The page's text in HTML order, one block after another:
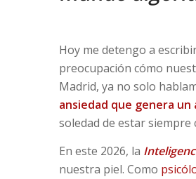
Hoy me detengo a
preocupación cómo
Madrid, ya no solo
ansiedad que genera
soledad de estar siempre
En este 2026, la
nuestra piel. Como